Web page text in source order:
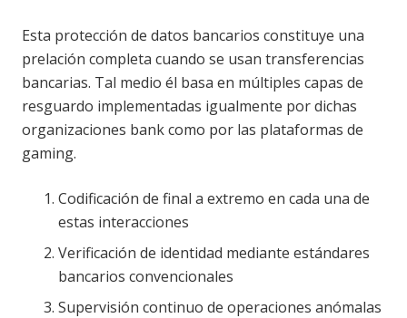
Esta protección de datos bancarios constituye una
prelación completa cuando se usan transferencias
bancarias. Tal medio él basa en múltiples capas de
resguardo implementadas igualmente por dichas
organizaciones bank como por las plataformas de
gaming.
Codificación de final a extremo en cada una de
estas interacciones
Verificación de identidad mediante estándares
bancarios convencionales
Supervisión continuo de operaciones anómalas